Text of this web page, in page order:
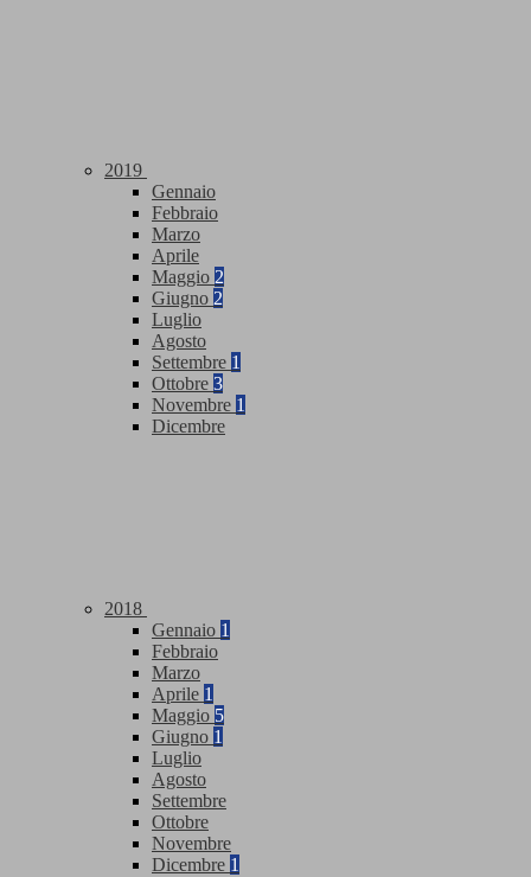
2019
Gennaio
Febbraio
Marzo
Aprile
Maggio 2
Giugno 2
Luglio
Agosto
Settembre 1
Ottobre 3
Novembre 1
Dicembre
2018
Gennaio 1
Febbraio
Marzo
Aprile 1
Maggio 5
Giugno 1
Luglio
Agosto
Settembre
Ottobre
Novembre
Dicembre 1